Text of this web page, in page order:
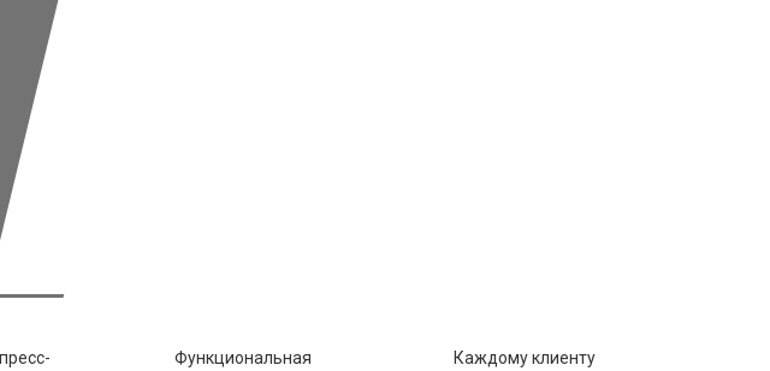
Функциональная
Каждому клиенту